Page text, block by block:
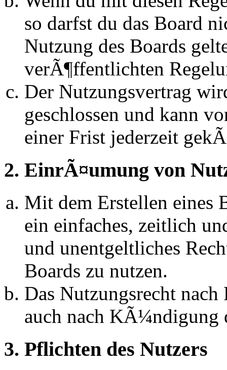
so darfst du das Board
Nutzung des Boards
verÃ¶ffentlichten
Der Nutzungsvertrag
geschlossen und kann
einer Frist jederzeit
2. EinrÃ¤umung von
Mit dem Erstellen eines
ein einfaches, zeitlich
und unentgeltliches
Boards zu nutzen.
Das Nutzungsrecht
auch nach KÃ¼ndigung
3. Pflichten des Nutzers